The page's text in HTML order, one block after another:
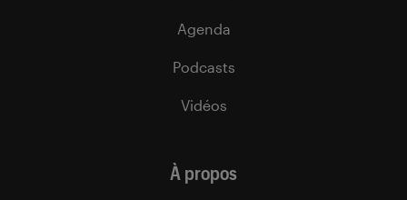
Agenda
Podcasts
Vidéos
À propos